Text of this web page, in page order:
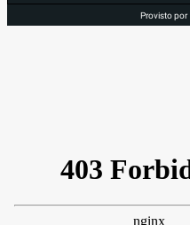
Provisto por